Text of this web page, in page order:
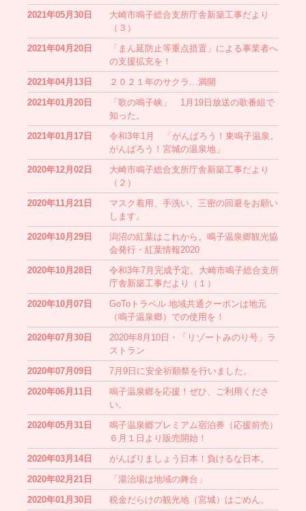
2021年05月30日
大崎市鳴子総合支所庁舎新築工事だより
（３）
2021年04月20日
「まん延防止等重点措置」による事業者へ
の支援拡充を！
2021年04月13日
２０２１年のサクラ…満開
2021年01月20日
「歌の鳴子峡」 1月19日放送の歌番組で
知った。
2021年01月17日
令和3年1月 「がんばろう！東鳴子温泉。
がんばろう！宮城の温泉地」
2020年12月02日
大崎市鳴子総合支所庁舎新築工事だより
（２）
2020年11月21日
マスク着用、手洗い、三密の回避をお願い
します。
2020年10月29日
潟沼の紅葉はこれから。鳴子温泉郷観光協
会発行・紅葉情報2020
2020年10月28日
令和3年7月完成予定。大崎市鳴子総合支所
庁舎新築工事だより（１）
2020年10月07日
GoToトラベル 地域共通クーポンは地元
（鳴子温泉郷）での使用を！
2020年07月30日
2020年8月10日・「リゾートみのり号」ラ
ストラン
2020年07月09日
7月9日に安全祈願祭を行いました。
2020年06月11日
鳴子温泉郷を応援！ぜひ、ご利用くださ
い。
2020年05月31日
鳴子温泉郷プレミアム宿泊券（応援前売）
６月１日より販売開始！
2020年03月14日
がんばりましょう日本！負けるな日本。
2020年02月21日
「湯治場は地域の舞台」
2020年01月30日
税金だらけの観光地（宮城）はごめん。